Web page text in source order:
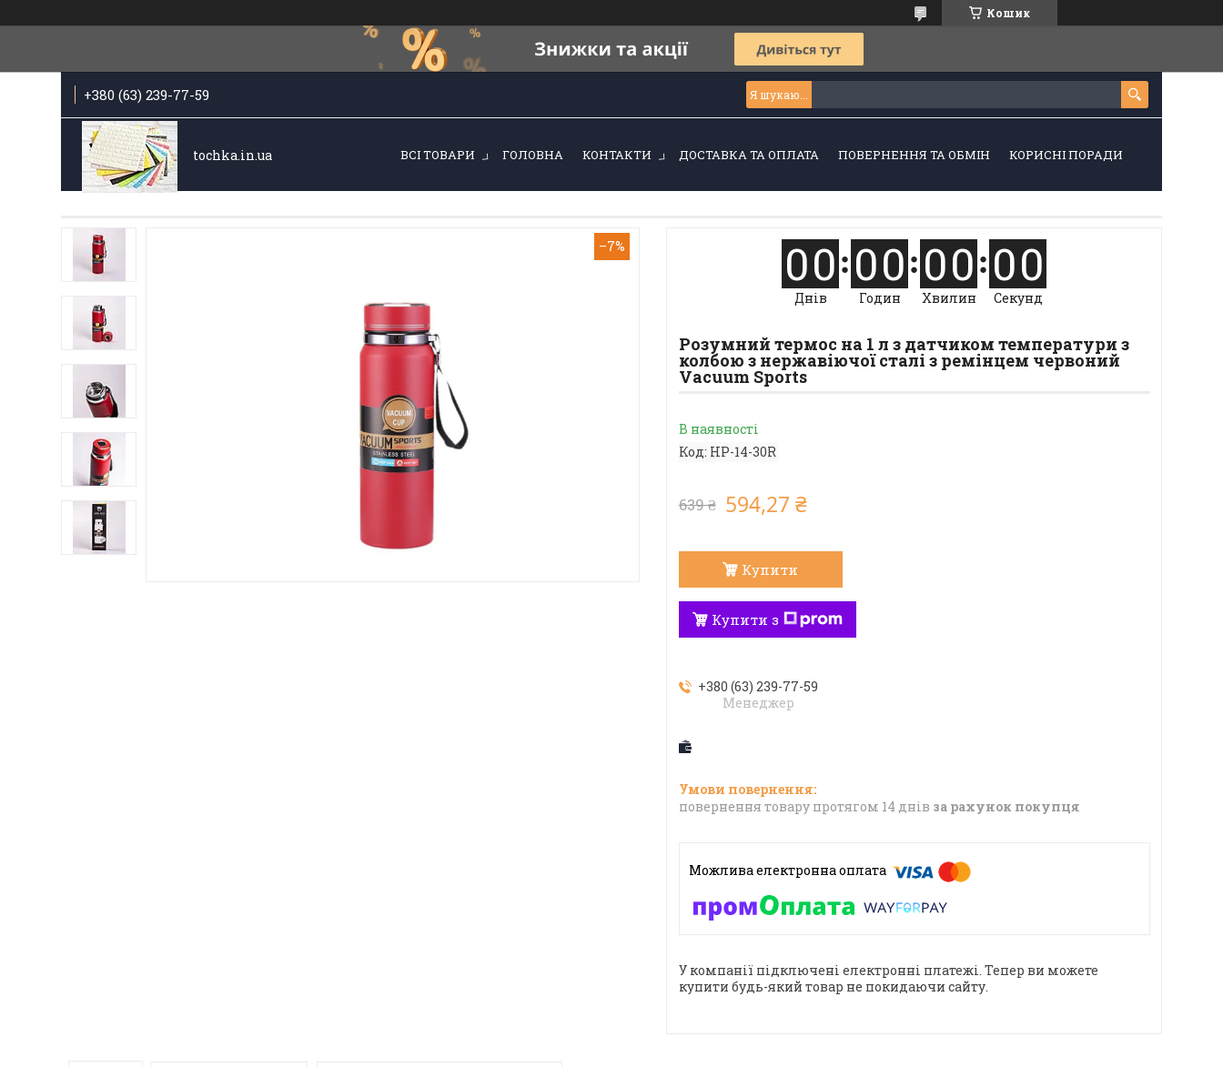
Кошик
+380 (63) 239-77-59
tochka.in.ua ВСІ ТОВАРИ ГОЛОВНА КОНТАКТИ ДОСТАВКА ТА ОПЛАТА ПОВЕРНЕННЯ ТА ОБМІН КОРИСНІ ПОРАДИ
–7% 00
Днів
00
Годин
00
Хвилин
00
Секунд
Розумний термос на 1 л з датчиком температури з
колбою з нержавіючої сталі з ремінцем червоний
Vacuum Sports
В наявності
Код: HP-14-30R
639 ₴ 594,27 ₴
Купити
Купити з
+380 (63) 239-77-59
Менеджер
повернення товару протягом 14 днів за рахунок покупця
У компанії підключені електронні платежі. Тепер ви можете
купити будь-який товар не покидаючи сайту.